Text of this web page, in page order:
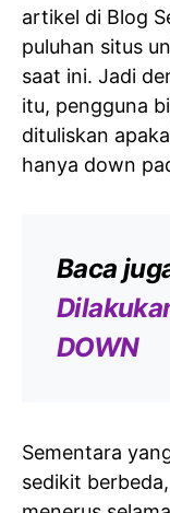
artikel di Blog
puluhan situs
saat ini. Jadi
itu, pengguna
dituliskan
hanya down
Baca
DOWN
Sementara
sedikit